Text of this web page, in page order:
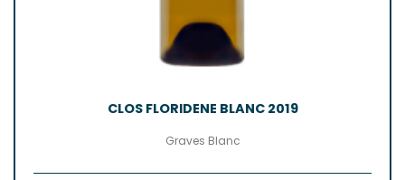
CLOS FLORIDENE BLANC 2019
Graves Blanc